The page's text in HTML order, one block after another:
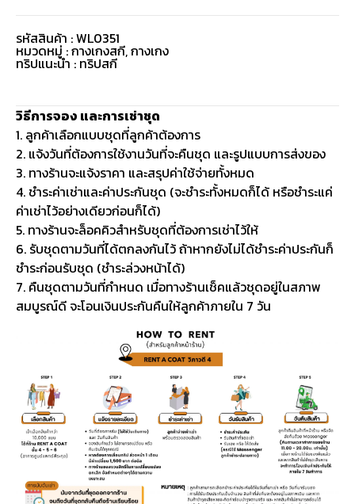
รหัสสินค้า : WL0351
หมวดหมู่ :กางเกงสกี,กางเกง
ทริปแนะนำ : ทริปสกี
วิธีการจอง และการเช่าชุด
1. ลูกค้าเลือกแบบชุดที่ลูกค้าต้องการ
2. แจ้งวันที่ต้องการใช้งานวันที่จะคืนชุด และรูปแบบการส่งของ
3. ทางร้านจะแจ้งราคา และสรุปค่าใช้จ่ายทั้งหมด
4. ชำระค่าเช่าและค่าประกันชุด (จะชำระทั้งหมดก็ได้ หรือชำระแค่
ค่าเช่าไว้อย่างเดียวก่อนก็ได้)
5. ทางร้านจะล็อคคิวสำหรับชุดที่ต้องการเช่าไว้ให้
6. รับชุดตามวันที่ได้ตกลงกันไว้ ถ้าหากยังไม่ได้ชำระค่าประกันก็
ชำระก่อนรับชุด (ชำระล่วงหน้าได้)
7. คืนชุดตามวันที่กำหนด เมื่อทางร้านเช็คแล้วชุดอยู่ในสภาพ
สมบูรณ์ดี จะโอนเงินประกันคืนให้ลูกค้าภายใน 7 วัน